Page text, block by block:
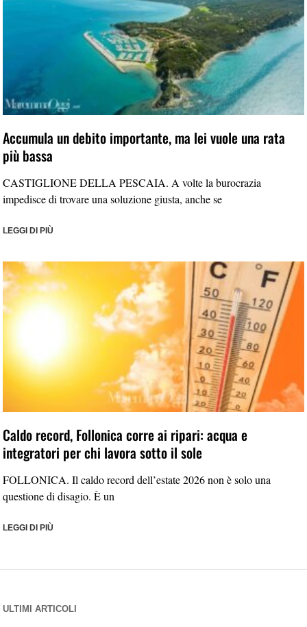
Accumula un debito importante, ma lei vuole una rata
più bassa
CASTIGLIONE DELLA PESCAIA. A volte la burocrazia
impedisce di trovare una soluzione giusta, anche se
LEGGI DI PIÙ
Caldo record, Follonica corre ai ripari: acqua e
integratori per chi lavora sotto il sole
FOLLONICA. Il caldo record dell’estate 2026 non è solo una
questione di disagio. È un
LEGGI DI PIÙ
ULTIMI ARTICOLI